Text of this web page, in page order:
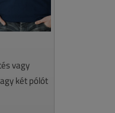
vagy
két pólót